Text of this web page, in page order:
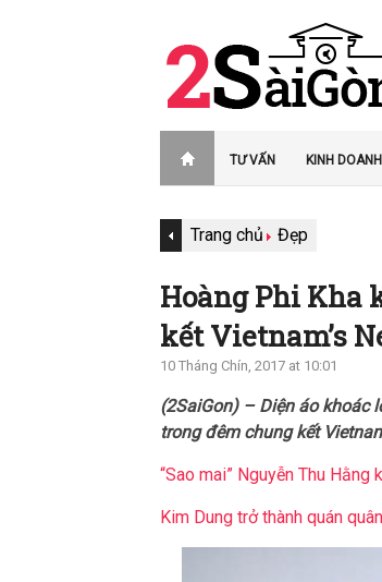
TƯ VẤN KINH DOANH
Trang chủ Đẹp
Hoàng Phi Kha
kết Vietnam’s
10 Tháng Chín, 2017 at 10:01
(2SaiGon) – Diện áo khoác
trong đêm chung kết
“Sao mai” Nguyễn Thu
Kim Dung trở thành quán